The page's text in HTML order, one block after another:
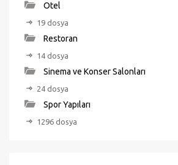
Otel
19 dosya
Restoran
14 dosya
Sinema ve Konser Salonları
24 dosya
Spor Yapıları
1296 dosya